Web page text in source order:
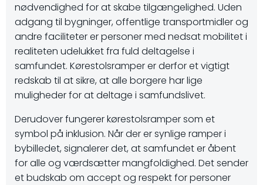
nødvendighed for at skabe tilgængelighed. Uden
adgang til bygninger, offentlige transportmidler og
andre faciliteter er personer med nedsat mobilitet i
realiteten udelukket fra fuld deltagelse i
samfundet. Kørestolsramper er derfor et vigtigt
redskab til at sikre, at alle borgere har lige
muligheder for at deltage i samfundslivet.
Derudover fungerer kørestolsramper som et
symbol på inklusion. Når der er synlige ramper i
bybilledet, signalerer det, at samfundet er åbent
for alle og værdsætter mangfoldighed. Det sender
et budskab om accept og respekt for personer